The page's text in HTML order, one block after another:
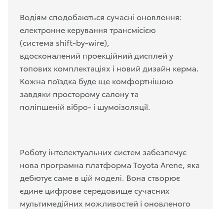
Водіям сподобаються сучасні оновлення:
електронне керування трансмісією
(система shift-by-wire),
вдосконалений проекційний дисплей у
топових комплектаціях і новий дизайн керма.
Кожна поїздка буде ще комфортнішою
завдяки просторому салону та
поліпшеній вібро- і шумоізоляції.
Роботу інтелектуальних систем забезпечує
нова програмна платформа Toyota Arene, яка
дебютує саме в цій моделі. Вона створює
єдине цифрове середовище сучасних
мультимедійних можливостей і оновленого